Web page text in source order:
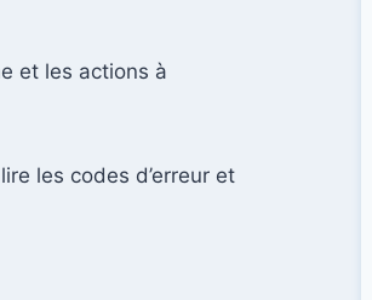
et les actions à
les codes d’erreur et